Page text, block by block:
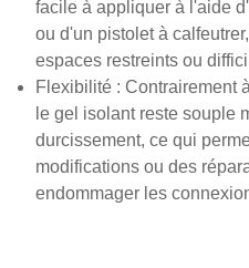
facile à appliquer à l'aide
ou d'un pistolet à
espaces restreints ou
Flexibilité : Contrairement
le gel isolant reste souple
durcissement, ce qui
modifications ou des
endommager les